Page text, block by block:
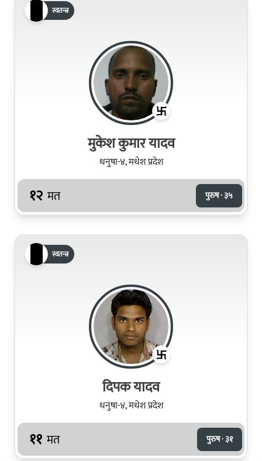
स्वतन्त्र
मुकेश कुमार यादव
धनुषा-४, मधेश प्रदेश
१२ मत पुरुष · ३५
स्वतन्त्र
दिपक यादव
धनुषा-४, मधेश प्रदेश
११ मत पुरुष · ३१